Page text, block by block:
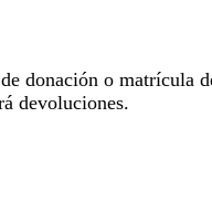
donación o matrícula
devoluciones.